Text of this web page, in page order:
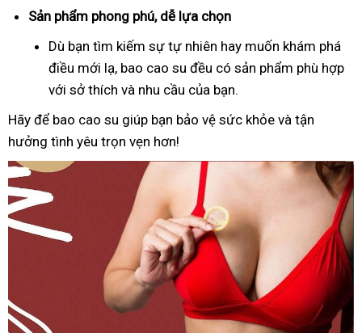
Sản phẩm phong phú, dễ lựa chọn
Dù bạn tìm kiếm sự tự nhiên hay muốn khám phá
điều mới lạ, bao cao su đều có sản phẩm phù hợp
với sở thích và nhu cầu của bạn.
Hãy để bao cao su giúp bạn bảo vệ sức khỏe và tận
hưởng tình yêu trọn vẹn hơn!